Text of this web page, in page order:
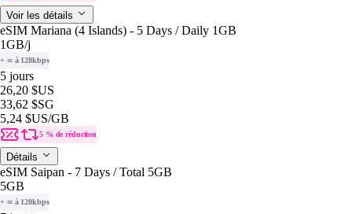
Voir les détails
eSIM Mariana (4 Islands) - 5 Days / Daily 1GB
1GB/j
+ ∞ à 128kbps
5 jours
26,20 $US
33,62 $SG
5,24 $US/GB
5 % de réduction
Détails
eSIM Saipan - 7 Days / Total 5GB
5GB
+ ∞ à 128kbps